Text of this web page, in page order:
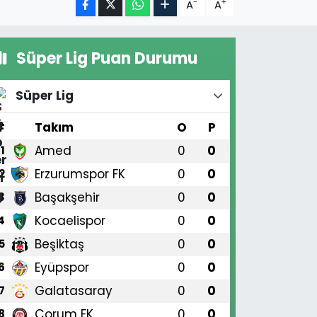
A A
Süper Lig Puan Durumu
Süper Lig
Takım O P
1 Amed 0 0
Erzurumspor FK 0 0
Başakşehir 0 0
Kocaelispor 0 0
Beşiktaş 0 0
Eyüpspor 0 0
Galatasaray 0 0